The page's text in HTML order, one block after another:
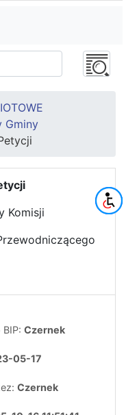
Gminy
Komisji
Czernek
05-17
Czernek